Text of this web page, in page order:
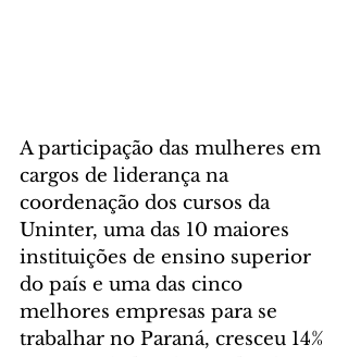
A participação das mulheres em
cargos de liderança na
coordenação dos cursos da
Uninter, uma das 10 maiores
instituições de ensino superior
do país e uma das cinco
melhores empresas para se
trabalhar no Paraná, cresceu 14%